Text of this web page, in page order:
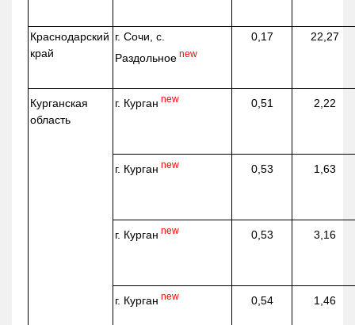
Краснодарский
край
г. Сочи, с.
Раздольное new
0,17 22,27
Курганская
область
г. Курган new 0,51 2,22
г. Курган new 0,53 1,63
г. Курган new 0,53 3,16
г. Курган new 0,54 1,46